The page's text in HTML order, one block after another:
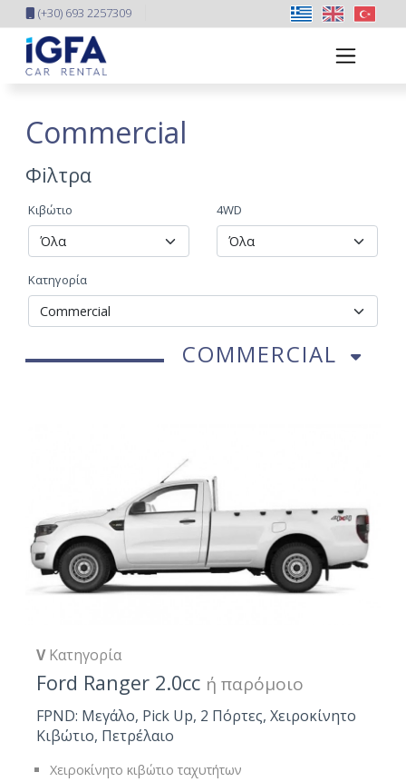
(+30) 693 2257309
Commercial
Φiλτρα
Κιβώτιο 4WD
Κατηγορία
COMMERCIAL
VΚατηγορία
Ford Ranger 2.0cc ή παρόμοιο
FPND: Μεγάλο, Pick Up, 2 Πόρτες, Χειροκίνητο
Κιβώτιο, Πετρέλαιο
Χειροκίνητο κιβώτιο ταχυτήτων